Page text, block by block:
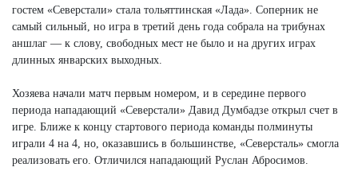
гостем «Северстали» стала тольяттинская «Лада». Соперник не
самый сильный, но игра в третий день года собрала на трибунах
аншлаг — к слову, свободных мест не было и на других играх
длинных январских выходных.
Хозяева начали матч первым номером, и в середине первого
периода нападающий «Северстали» Давид Думбадзе открыл счет в
игре. Ближе к концу стартового периода команды полминуты
играли 4 на 4, но, оказавшись в большинстве, «Северсталь» смогла
реализовать его. Отличился нападающий Руслан Абросимов.